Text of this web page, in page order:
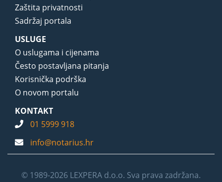
Zaštita privatnosti
Sadržaj portala
USLUGE
O uslugama i cijenama
Često postavljana pitanja
Korisnička podrška
O novom portalu
KONTAKT
01 5999 918
info@notarius.hr
© 1989-2026 LEXPERA d.o.o. Sva prava zadržana.